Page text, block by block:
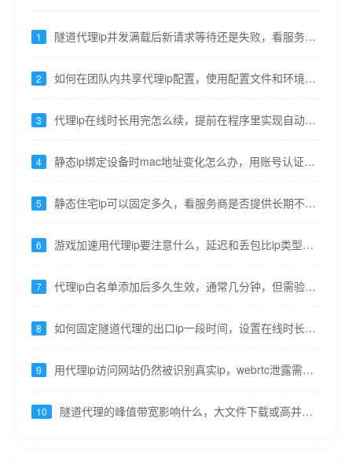
1
隧道代理ip并发满载后新请求等待还是失败，看服务商
2
如何在团队内共享代理ip配置，使用配置文件和环境变
3
代理ip在线时长用完怎么续，提前在程序里实现自动重
4
静态ip绑定设备时mac地址变化怎么办，用账号认证代
5
静态住宅ip可以固定多久，看服务商是否提供长期不变
6
游戏加速用代理ip要注意什么，延迟和丢包比ip类型更
7
代理ip白名单添加后多久生效，通常几分钟，但需验证
8
如何固定隧道代理的出口ip一段时间，设置在线时长并
9
用代理ip访问网站仍然被识别真实ip，webrtc泄露需关
10
隧道代理的峰值带宽影响什么，大文件下载或高并发